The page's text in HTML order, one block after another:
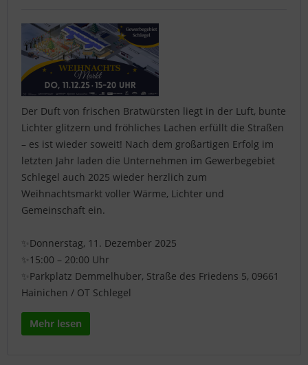
Der Duft von frischen Bratwürsten liegt in der Luft, bunte
Lichter glitzern und fröhliches Lachen erfüllt die Straßen
– es ist wieder soweit! Nach dem großartigen Erfolg im
letzten Jahr laden die Unternehmen im Gewerbegebiet
Schlegel auch 2025 wieder herzlich zum
Weihnachtsmarkt voller Wärme, Lichter und
Gemeinschaft ein.
✨Donnerstag, 11. Dezember 2025
✨15:00 – 20:00 Uhr
✨Parkplatz Demmelhuber, Straße des Friedens 5, 09661
Hainichen / OT Schlegel
Mehr lesen